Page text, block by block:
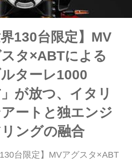
界130台限定】MV
タ×ABTによる
ルターレ1000
が放つ、イタリ
ートと独エンジ
ングの融合
130台限定】MVアグスタ×ABT